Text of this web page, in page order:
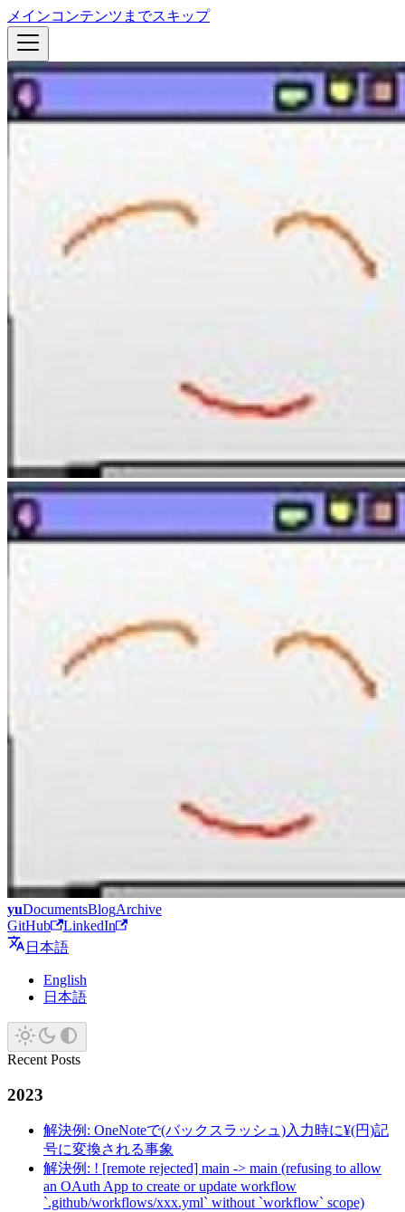
メインコンテンツまでスキップ
yuDocumentsBlogArchive
GitHub
LinkedIn
日本語
English
日本語
Recent Posts
2023
解決例: OneNoteで(バックスラッシュ)入力時に¥(円)記
号に変換される事象
解決例: ! [remote rejected] main -> main (refusing to allow
an OAuth App to create or update workflow
`.github/workflows/xxx.yml` without `workflow` scope)